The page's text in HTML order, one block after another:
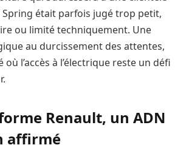
était parfois jugé trop petit,
ou limité techniquement. Une
au durcissement des attentes,
l’accès à l’électrique reste un défi
Renault, un ADN
affirmé